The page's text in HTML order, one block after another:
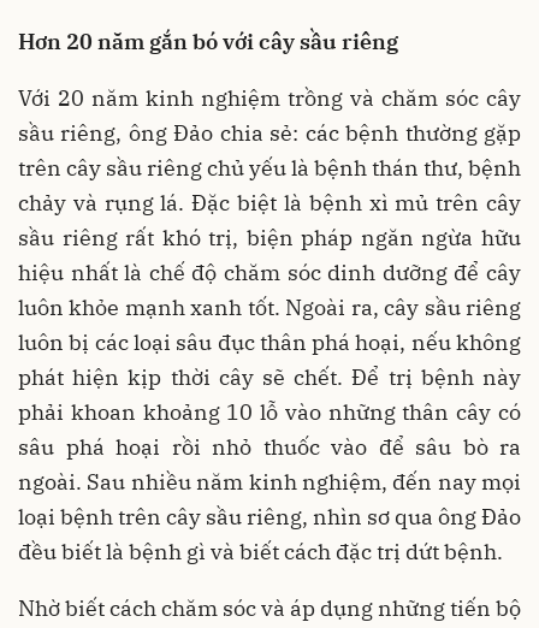
Hơn 20 năm gắn bó với cây sầu riêng
Với 20 năm kinh nghiệm trồng và chăm sóc cây
sầu riêng, ông Đảo chia sẻ: các bệnh thường gặp
trên cây sầu riêng chủ yếu là bệnh thán thư, bệnh
chảy và rụng lá. Đặc biệt là bệnh xì mủ trên cây
sầu riêng rất khó trị, biện pháp ngăn ngừa hữu
hiệu nhất là chế độ chăm sóc dinh dưỡng để cây
luôn khỏe mạnh xanh tốt. Ngoài ra, cây sầu riêng
luôn bị các loại sâu đục thân phá hoại, nếu không
phát hiện kịp thời cây sẽ chết. Để trị bệnh này
phải khoan khoảng 10 lỗ vào những thân cây có
sâu phá hoại rồi nhỏ thuốc vào để sâu bò ra
ngoài. Sau nhiều năm kinh nghiệm, đến nay mọi
loại bệnh trên cây sầu riêng, nhìn sơ qua ông Đảo
đều biết là bệnh gì và biết cách đặc trị dứt bệnh.
Nhờ biết cách chăm sóc và áp dụng những tiến bộ